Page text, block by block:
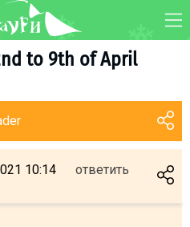
to 9th of April
10:14 ответить
КАРТА